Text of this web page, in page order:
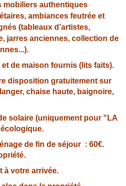
mobiliers authentiques
ambiances feutrée et
(tableaux d’artistes,
jarres anciennes, collection de
de maison fournis (lits faits).
disposition gratuitement sur
chaise haute, baignoire,
solaire (uniquement pour "LA
de fin de séjour : 60€.
à votre arrivée.